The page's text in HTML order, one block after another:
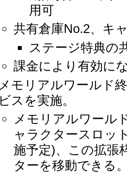
用可
共有倉庫No.2、キ
ステージ特典の
課金により有効に
メモリアルワールド
ビスを実施。
メモリアルワール
ャラクタースロッ
施予定)、この拡張
ターを移動できる